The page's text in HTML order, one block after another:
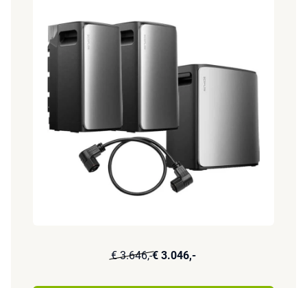
€ 3.646,-€ 3.046,-